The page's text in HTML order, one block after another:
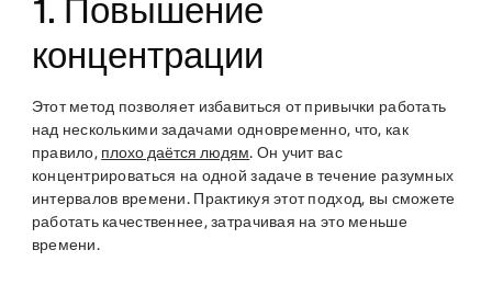
1. Повышение
концентрации
Этот метод позволяет избавиться от привычки работать
над несколькими задачами одновременно, что, как
правило, плохо даётся людям. Он учит вас
концентрироваться на одной задаче в течение разумных
интервалов времени. Практикуя этот подход, вы сможете
работать качественнее, затрачивая на это меньше
времени.